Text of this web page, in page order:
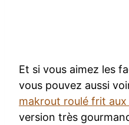
Et si vous aimez les
vous pouvez aussi
makrout roulé frit
version très